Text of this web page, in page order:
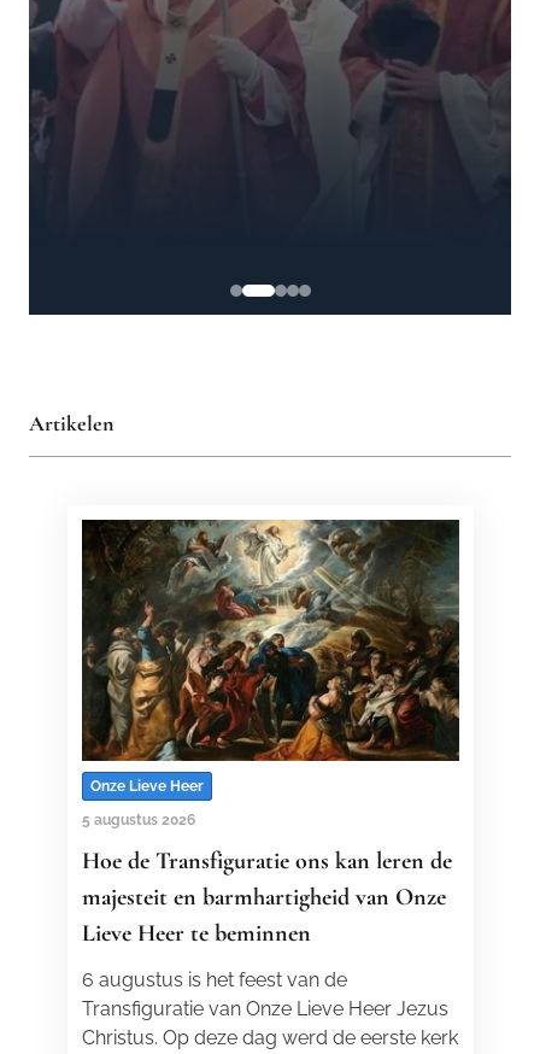
Artikelen
Onze Lieve Heer
5 augustus 2026
Hoe de Transfiguratie ons kan leren de
majesteit en barmhartigheid van Onze
Lieve Heer te beminnen
6 augustus is het feest van de
Transfiguratie van Onze Lieve Heer Jezus
Christus. Op deze dag werd de eerste kerk